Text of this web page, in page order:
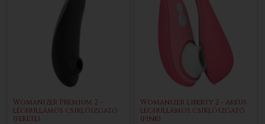
Womanizer Premium 2 -
léghullámos csiklóizgató
(fekete)
Womanizer Liberty 2 - akkus
léghullámos csiklóizgató
(pink)